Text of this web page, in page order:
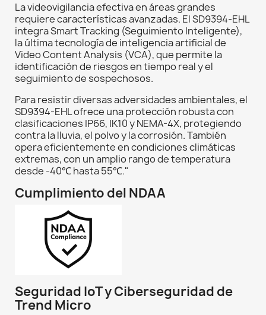
La videovigilancia efectiva en áreas grandes
requiere características avanzadas. El SD9394-EHL
integra Smart Tracking (Seguimiento Inteligente),
la última tecnología de inteligencia artificial de
Video Content Analysis (VCA), que permite la
identificación de riesgos en tiempo real y el
seguimiento de sospechosos.
Para resistir diversas adversidades ambientales, el
SD9394-EHL ofrece una protección robusta con
clasificaciones IP66, IK10 y NEMA-4X, protegiendo
contra la lluvia, el polvo y la corrosión. También
opera eficientemente en condiciones climáticas
extremas, con un amplio rango de temperatura
desde -40℃ hasta 55℃."
Cumplimiento del NDAA
Seguridad IoT y Ciberseguridad de
Trend Micro